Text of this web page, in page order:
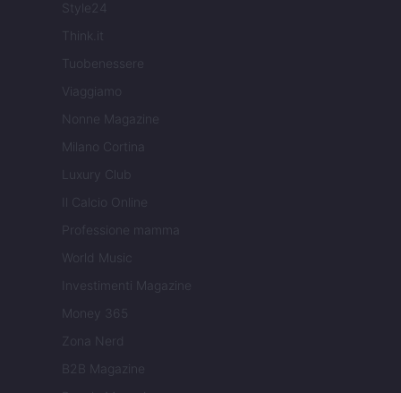
Style24
Think.it
Tuobenessere
Viaggiamo
Nonne Magazine
Milano Cortina
Luxury Club
Il Calcio Online
Professione mamma
World Music
Investimenti Magazine
Money 365
Zona Nerd
B2B Magazine